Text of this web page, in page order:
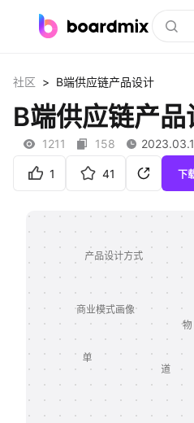
社区资源
下载
会员
私有化部署
客户案例
支持
帮助中心
知识分享社区
社区 > B端供应链产品设计
B端供应链产品
1211 158
1 41 下